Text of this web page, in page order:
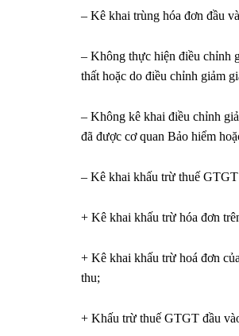
– Kê khai trùng hóa đơn đầu
– Không thực hiện điều chỉnh
thất hoặc do điều chỉnh giảm
– Không kê khai điều chỉnh
đã được cơ quan Bảo hiểm
– Kê khai khấu trừ thuế
+ Kê khai khấu trừ hóa đơn
+ Kê khai khấu trừ hoá đơn
thu;
+ Khấu trừ thuế GTGT đầu